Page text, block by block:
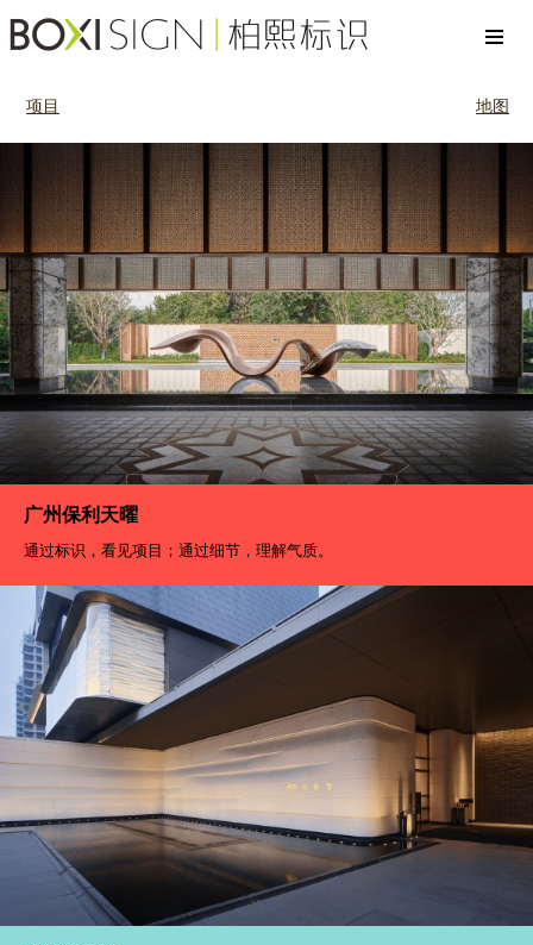
项目 地图
广州保利天曜
通过标识，看见项目；通过细节，理解气质。